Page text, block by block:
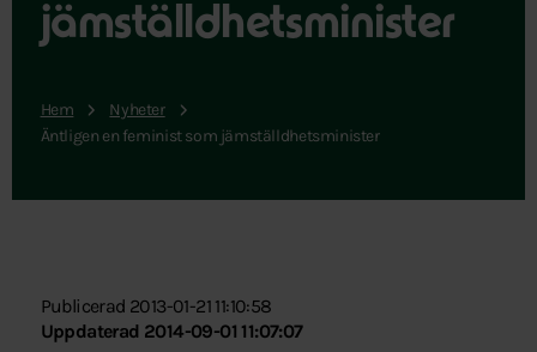
jämställdhetsminister
Hem
Nyheter
Äntligen en feminist som jämställdhetsminister
Publicerad 2013-01-21 11:10:58
Uppdaterad 2014-09-01 11:07:07